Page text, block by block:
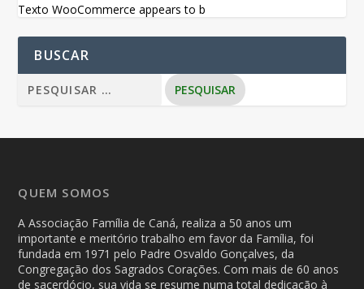
Texto WooCommerce appears to b
BUSCAR
QUEM SOMOS
A Associação Família de Caná, realiza a 50 anos um
importante e meritório trabalho em favor da Família, foi
fundada em 1971 pelo Padre Osvaldo Gonçalves, da
Congregação dos Sagrados Corações. Com mais de 60 anos
de sacerdócio, sua vida se resume numa total dedicação à